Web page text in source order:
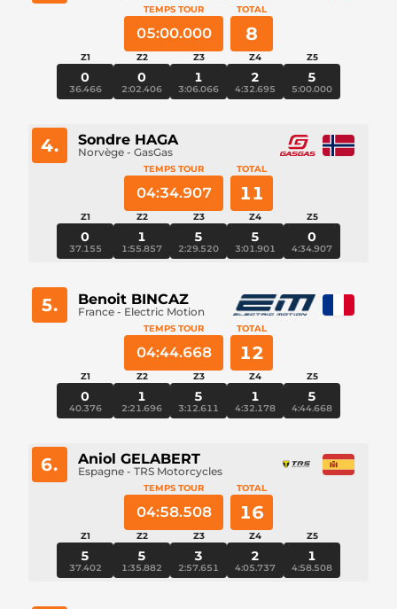
TEMPS TOUR
05:00.000
TOTAL
8
Z1
0
36.466
Z2
0
2:02.406
Z3
1
3:06.066
Z4
2
4:32.695
Z5
5
5:00.000
4. Sondre HAGA
Norvège - GasGas
TEMPS TOUR
04:34.907
TOTAL
11
Z1
0
37.155
Z2
1
1:55.857
Z3
5
2:29.520
Z4
5
3:01.901
Z5
0
4:34.907
5. Benoit BINCAZ
France - Electric Motion
TEMPS TOUR
04:44.668
TOTAL
12
Z1
0
40.376
Z2
1
2:21.696
Z3
5
3:12.611
Z4
1
4:32.178
Z5
5
4:44.668
6. Aniol GELABERT
Espagne - TRS Motorcycles
TEMPS TOUR
04:58.508
TOTAL
16
Z1
5
37.402
Z2
5
1:35.882
Z3
3
2:57.651
Z4
2
4:05.737
Z5
1
4:58.508